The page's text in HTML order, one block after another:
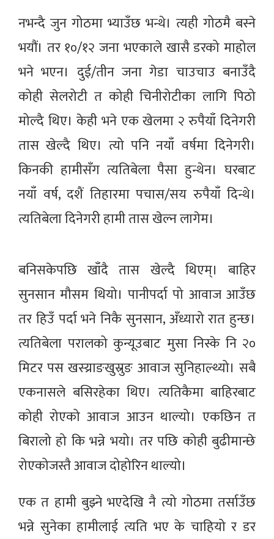
नभन्दै जुन गोठमा भ्याउँछ भन्थे। त्यही गोठमै बस्ने
भयौं। तर १०/१२ जना भएकाले खासै डरको माहोल
भने भएन। दुई/तीन जना गेडा चाउचाउ बनाउँदै
कोही सेलरोटी त कोही चिनीरोटीका लागि पिठो
मोल्दै थिए। केही भने एक खेलमा २ रुपैयाँ दिनेगरी
तास खेल्दै थिए। त्यो पनि नयाँ वर्षमा दिनेगरी।
किनकी हामीसँग त्यतिबेला पैसा हुन्थेन। घरबाट
नयाँ वर्ष, दशैं तिहारमा पचास/सय रुपैयाँ दिन्थे।
त्यतिबेला दिनेगरी हामी तास खेल्न लागेम।
बनिसकेपछि खाँदै तास खेल्दै थिएम्। बाहिर
सुनसान मौसम थियो। पानीपर्दा पो आवाज आउँछ
तर हिउँ पर्दा भने निकै सुनसान, अँध्यारो रात हुन्छ।
त्यतिबेला परालको कुन्यूउबाट मुसा निस्के नि २०
मिटर पस खस्य्राङखुस्रुङ आवाज सुनिहाल्थ्यो। सबै
एकनासले बसिरहेका थिए। त्यतिकैमा बाहिरबाट
कोही रोएको आवाज आउन थाल्यो। एकछिन त
बिरालो हो कि भन्ने भयो। तर पछि कोही बुढीमान्छे
रोएकोजस्तै आवाज दोहोरिन थाल्यो।
एक त हामी बुझ्ने भएदेखि नै त्यो गोठमा तर्साउँछ
भन्ने सुनेका हामीलाई त्यति भए के चाहियो र डर